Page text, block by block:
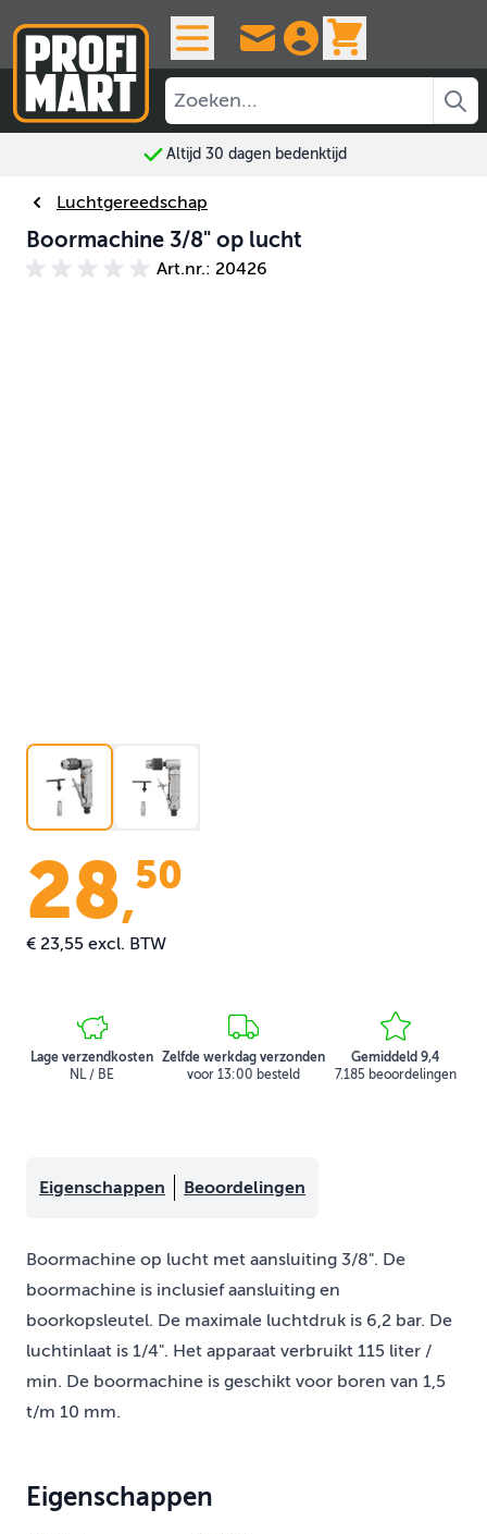
Altijd 30 dagen bedenktijd
Luchtgereedschap
Boormachine 3/8" op lucht
Art.nr.: 20426
28,50
€ 23,55 excl. BTW
Lage verzendkosten
NL / BE
Zelfde werkdag verzonden
voor 13:00 besteld
Gemiddeld 9,4
7.185 beoordelingen
Eigenschappen Beoordelingen
Boormachine op lucht met aansluiting 3/8". De
boormachine is inclusief aansluiting en
boorkopsleutel. De maximale luchtdruk is 6,2 bar. De
luchtinlaat is 1/4". Het apparaat verbruikt 115 liter /
min. De boormachine is geschikt voor boren van 1,5
t/m 10 mm.
Eigenschappen